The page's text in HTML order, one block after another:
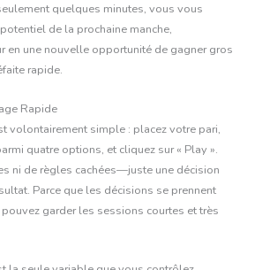
quelques minutes, vous vous
de la prochaine manche,
en une nouvelle opportunité de gagner gros
rapide.
Rapide
volontairement simple : placez votre pari,
quatre options, et cliquez sur « Play ».
ni de règles cachées—juste une décision
Parce que les décisions se prennent
garder les sessions courtes et très